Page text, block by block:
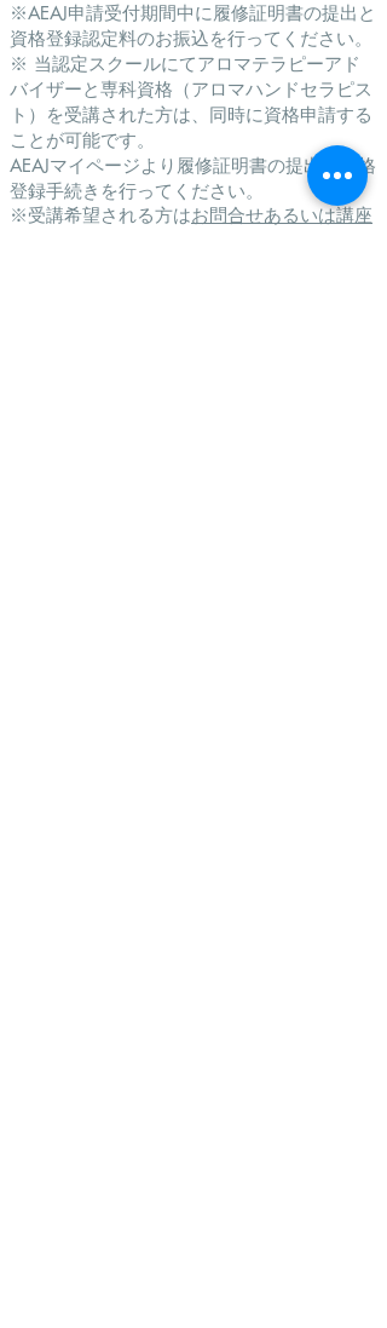
※AEAJ申請受付期間中に履修証明書の提出と
資格登録認定料のお振込を行ってください。
※ 当認定スクールにてアロマテラピーアド
バイザーと専科資格（アロマハンドセラピス
ト）を受講された方は、同時に資格申請する
ことが可能です。
AEAJマイページより履修証明書の提出と資格
登録手続きを行ってください。
※受講希望される方はお問合せあるいは講座